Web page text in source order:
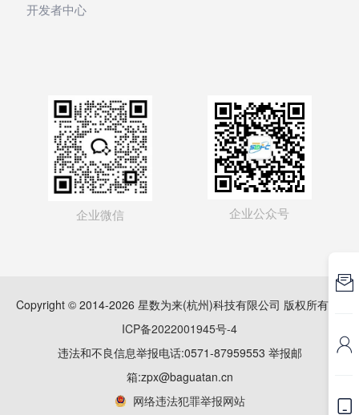
开发者中心
企业微信 企业公众号
Copyright © 2014-2026 星数为来(杭州)科技有限公司 版权所有
ICP备2022001945号-4
违法和不良信息举报电话:0571-87959553 举报邮
箱:zpx@baguatan.cn
网络违法犯罪举报网站


